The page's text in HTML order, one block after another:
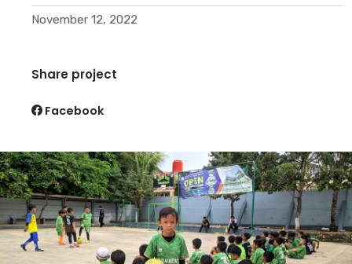
November 12, 2022
Share project
Facebook